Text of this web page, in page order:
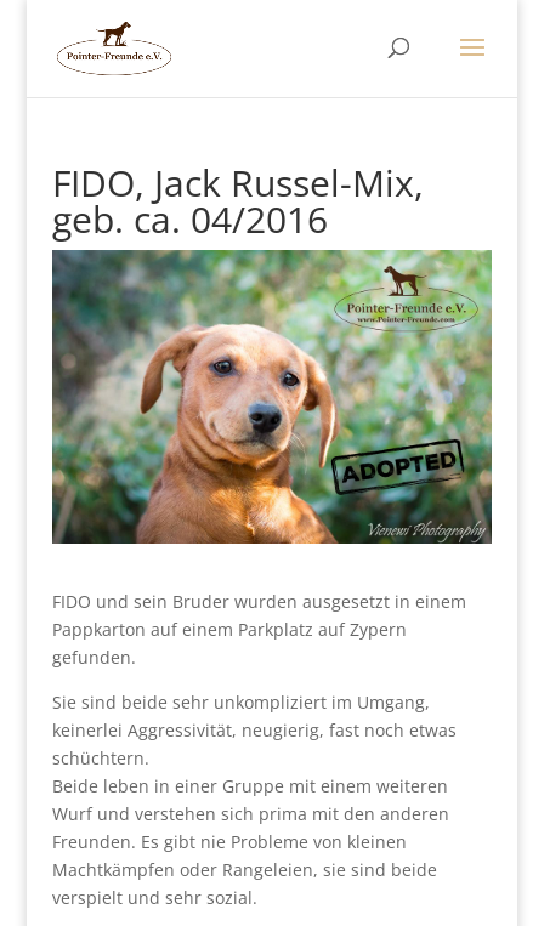
FIDO, Jack Russel-Mix,
geb. ca. 04/2016
FIDO und sein Bruder wurden ausgesetzt in einem
Pappkarton auf einem Parkplatz auf Zypern
gefunden.
Sie sind beide sehr unkompliziert im Umgang,
keinerlei Aggressivität, neugierig, fast noch etwas
schüchtern.
Beide leben in einer Gruppe mit einem weiteren
Wurf und verstehen sich prima mit den anderen
Freunden. Es gibt nie Probleme von kleinen
Machtkämpfen oder Rangeleien, sie sind beide
verspielt und sehr sozial.